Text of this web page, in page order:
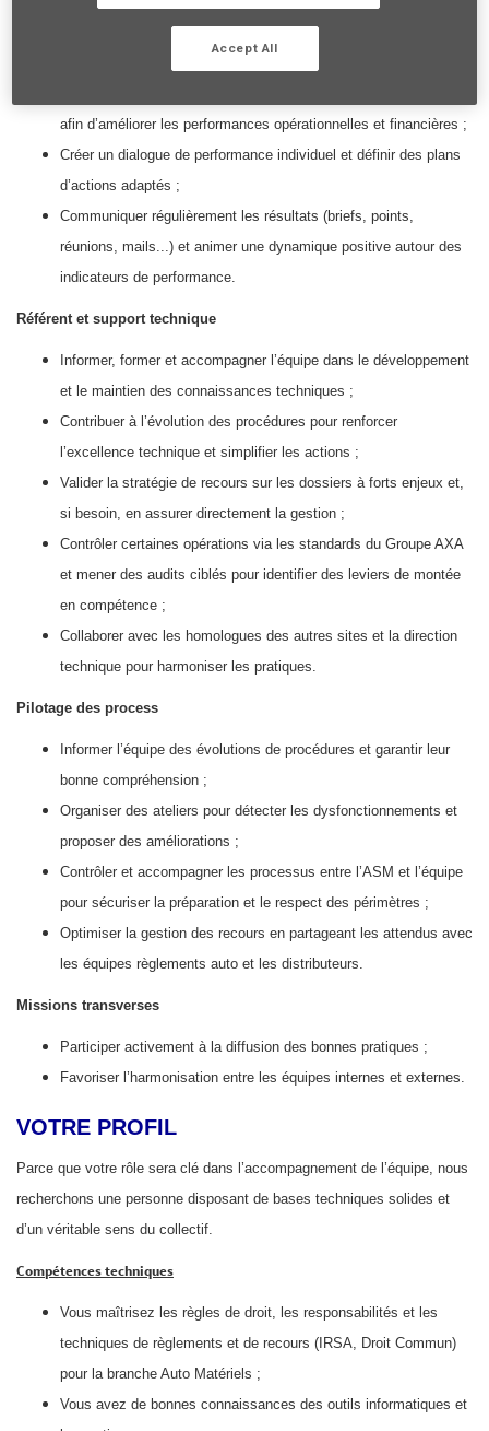
Accompagner le manager dans le développement technique des
afin d’améliorer les performances opérationnelles et financières ;
Créer un dialogue de performance individuel et définir des plans
d’actions adaptés ;
Communiquer régulièrement les résultats (briefs, points,
réunions, mails...) et animer une dynamique positive autour des
indicateurs de performance.
Référent et support technique
Informer, former et accompagner l’équipe dans le développement
et le maintien des connaissances techniques ;
Contribuer à l’évolution des procédures pour renforcer
l’excellence technique et simplifier les actions ;
Valider la stratégie de recours sur les dossiers à forts enjeux et,
si besoin, en assurer directement la gestion ;
Contrôler certaines opérations via les standards du Groupe AXA
et mener des audits ciblés pour identifier des leviers de montée
en compétence ;
Collaborer avec les homologues des autres sites et la direction
technique pour harmoniser les pratiques.
Pilotage des process
Informer l’équipe des évolutions de procédures et garantir leur
bonne compréhension ;
Organiser des ateliers pour détecter les dysfonctionnements et
proposer des améliorations ;
Contrôler et accompagner les processus entre l’ASM et l’équipe
pour sécuriser la préparation et le respect des périmètres ;
Optimiser la gestion des recours en partageant les attendus avec
les équipes règlements auto et les distributeurs.
Missions transverses
Participer activement à la diffusion des bonnes pratiques ;
Favoriser l’harmonisation entre les équipes internes et externes.
VOTRE PROFIL
Parce que votre rôle sera clé dans l’accompagnement de l’équipe, nous
recherchons une personne disposant de bases techniques solides et
d’un véritable sens du collectif.
Compétences techniques
Vous maîtrisez les règles de droit, les responsabilités et les
techniques de règlements et de recours (IRSA, Droit Commun)
pour la branche Auto Matériels ;
Vous avez de bonnes connaissances des outils informatiques et
Accept All